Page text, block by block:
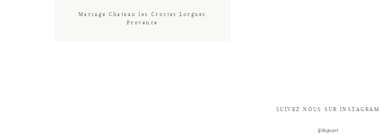
Mariage Chateau les Crostes Lorgues
Provence
SUIVEZ NOUS SUR INSTAGRAM
@thepxart